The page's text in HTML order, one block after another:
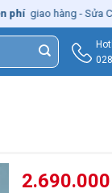
hàng - Sửa Chữa